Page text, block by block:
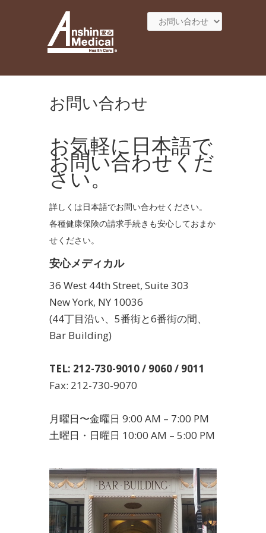
お問い合わせ
お気軽に日本語で
お問い合わせくだ
さい。
詳しくは日本語でお問い合わせください。
各種健康保険の請求手続きも安心しておまか
せください。
安心メディカル
36 West 44th Street, Suite 303
New York, NY 10036
(44丁目沿い、5番街と6番街の間、
Bar Building)
TEL: 212-730-9010 / 9060 / 9011
Fax: 212-730-9070
月曜日〜金曜日 9:00 AM – 7:00 PM
土曜日・日曜日 10:00 AM – 5:00 PM